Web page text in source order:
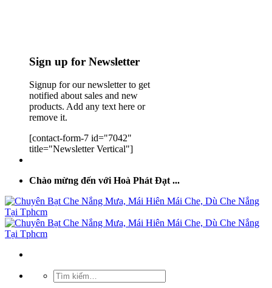
Sign up for Newsletter
Signup for our newsletter to get
notified about sales and new
products. Add any text here or
remove it.
[contact-form-7 id="7042"
title="Newsletter Vertical"]
Chào mừng đến với Hoà Phát Đạt ...